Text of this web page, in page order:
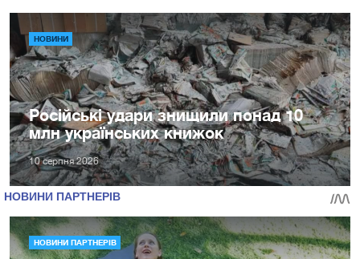
НОВИНИ
Російські удари знищили понад 10
млн українських книжок
10 серпня 2026